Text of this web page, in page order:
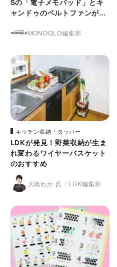
Sの「電子メモパッド」とキ
ャンドゥのベルトファンがコ
MONOQLO編集部
キッチン収納・タッパー
LDKが発見！野菜収納が生ま
れ変わるワイヤーバスケット
のおすすめ
大橋わか 氏 LDK編集部